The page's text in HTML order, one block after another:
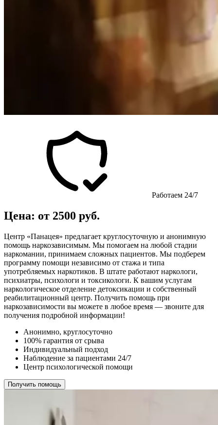
Работаем 24/7
Цена: от 2500 руб.
Центр «Панацея» предлагает круглосуточную и анонимную
помощь наркозависимым. Мы помогаем на любой стадии
наркомании, принимаем сложных пациентов. Мы подберем
программу помощи независимо от стажа и типа
употребляемых наркотиков. В штате работают наркологи,
психиатры, психологи и токсикологи. К вашим услугам
наркологическое отделение детоксикации и собственный
реабилитационный центр. Получить помощь при
наркозависимости вы можете в любое время — звоните для
получения подробной информации!
Анонимно, круглосуточно
100% гарантия от срыва
Индивидуальный подход
Наблюдение за пациентами 24/7
Центр психологической помощи
Получить помощь